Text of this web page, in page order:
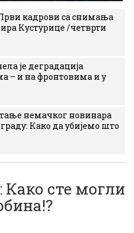
кадрови са снимања
Кустурице /четврти
је деградација
– и на фронтовима и у
немачког новинара
Како да убијемо што
сте могли